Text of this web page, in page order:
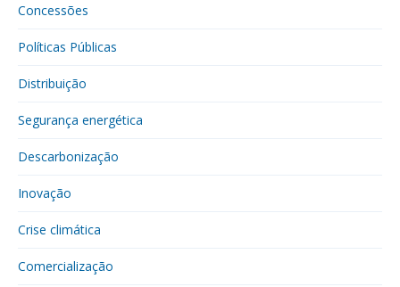
Concessões
Políticas Públicas
Distribuição
Segurança energética
Descarbonização
Inovação
Crise climática
Comercialização